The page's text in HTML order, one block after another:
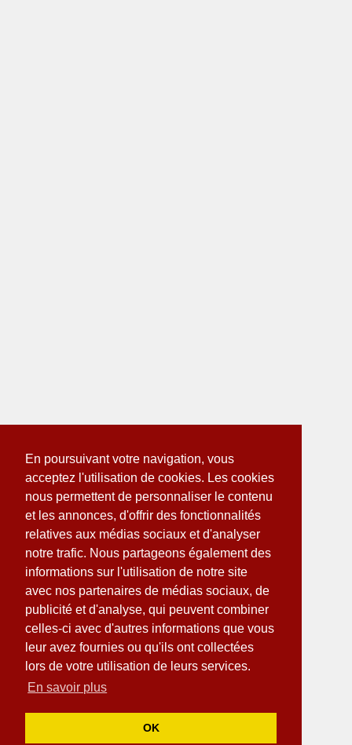
En poursuivant votre navigation, vous
acceptez l'utilisation de cookies. Les cookies
nous permettent de personnaliser le contenu
et les annonces, d'offrir des fonctionnalités
relatives aux médias sociaux et d'analyser
notre trafic. Nous partageons également des
informations sur l'utilisation de notre site
avec nos partenaires de médias sociaux, de
publicité et d'analyse, qui peuvent combiner
celles-ci avec d'autres informations que vous
leur avez fournies ou qu'ils ont collectées
lors de votre utilisation de leurs services.
En savoir plus
OK